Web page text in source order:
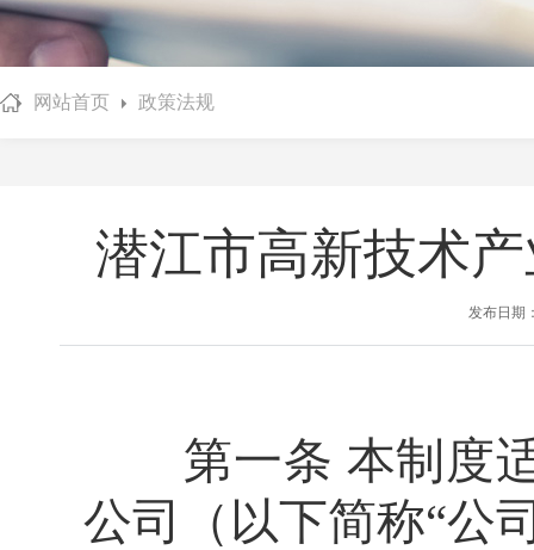
网站首页 政策法规
潜江市高新技术
发布日期
第一条 本制度适
公司（以下简称“公